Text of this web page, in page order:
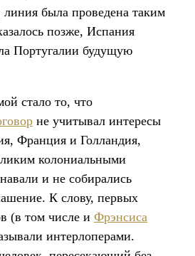
линия была проведена таким
позже, Испания
Португалии будущую
стало то, что
не учитывал интересы
Франция и Голландия,
колониальными
и не собирались
К слову, первых
(в том числе и Фрэнсиса
интерлоперами.